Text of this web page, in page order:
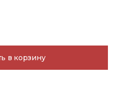
в корзину